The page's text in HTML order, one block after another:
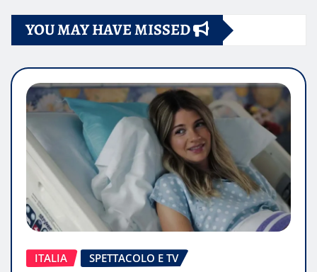
articoli
YOU MAY HAVE MISSED
ITALIA SPETTACOLO E TV